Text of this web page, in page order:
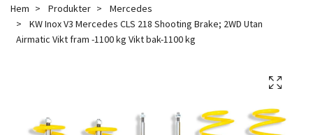
Hem Produkter
Mercedes
KW Inox V3 Mercedes CLS 218 Shooting Brake; 2WD Utan
Airmatic Vikt fram -1100 kg Vikt bak-1100 kg